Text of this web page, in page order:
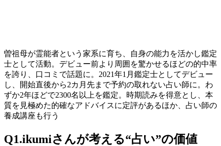
曽祖母が霊能者という家系に育ち、自身の能力を活かし鑑定
士として活動。デビュー前より周囲を驚かせるほどの的中率
を誇り、口コミで話題に。2021年1月鑑定士としてデビュー
し、開始直後から2カ月先まで予約の取れない占い師に。わ
ずか2年ほどで2300名以上を鑑定。時期読みを得意とし、本
質を見極めた的確なアドバイスに定評があるほか、占い師の
養成講座も行う
Q1.ikumiさんが考える“占い”の価値